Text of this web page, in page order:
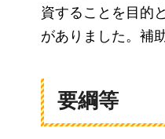
資することを目的
がありました。補
要綱等